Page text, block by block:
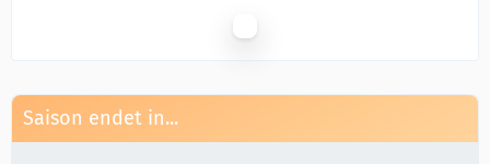
Saison endet in...